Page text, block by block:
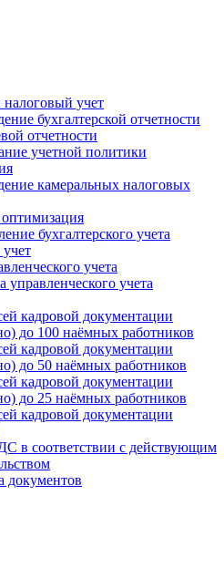
налоговый учет
бухгалтерской отчетности
отчетности
учетной политики
камеральных налоговых
бухгалтерского учета
учета
управленческого учета
кадровой документации
до 100 наёмных работников
кадровой документации
до 50 наёмных работников
кадровой документации
до 25 наёмных работников
кадровой документации
в соответствии с действующим
документов